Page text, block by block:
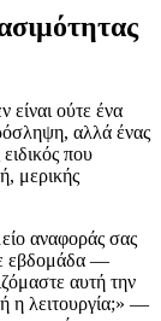
είναι ούτε ένα
αλλά ένας
που
μερικής
αναφοράς σας
εβδομάδα —
αυτή την
η λειτουργία;» —